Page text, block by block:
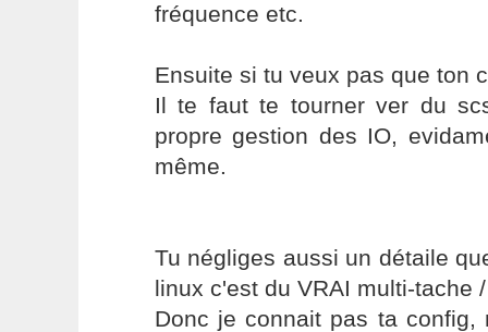
fréquence etc.
Ensuite si tu veux pas que ton
Il te faut te tourner ver du
propre gestion des IO,
même.
Tu négliges aussi un détaile
linux c'est du VRAI multi-tache
Donc je connait pas ta